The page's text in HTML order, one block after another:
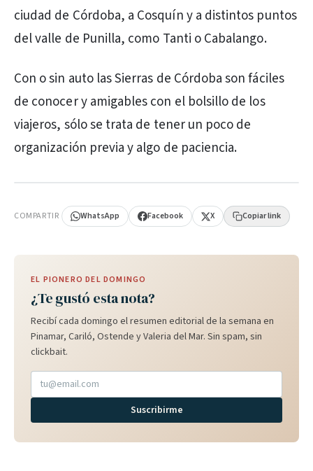
ciudad de Córdoba, a Cosquín y a distintos puntos
del valle de Punilla, como Tanti o Cabalango.
Con o sin auto las Sierras de Córdoba son fáciles
de conocer y amigables con el bolsillo de los
viajeros, sólo se trata de tener un poco de
organización previa y algo de paciencia.
COMPARTIR WhatsApp Facebook X Copiar link
EL PIONERO DEL DOMINGO
¿Te gustó esta nota?
Recibí cada domingo el resumen editorial de la semana en
Pinamar, Cariló, Ostende y Valeria del Mar. Sin spam, sin
clickbait.
Suscribirme